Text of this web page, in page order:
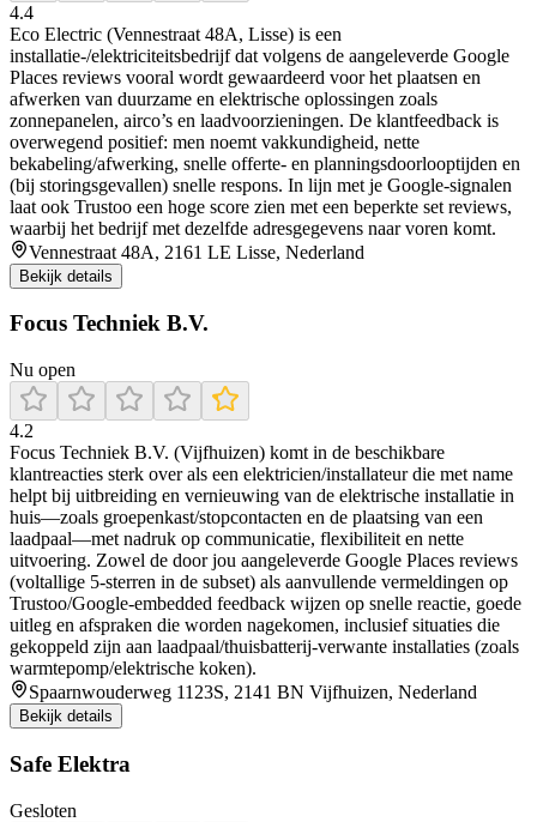
4.4
Eco Electric (Vennestraat 48A, Lisse) is een
installatie-/elektriciteitsbedrijf dat volgens de aangeleverde Google
Places reviews vooral wordt gewaardeerd voor het plaatsen en
afwerken van duurzame en elektrische oplossingen zoals
zonnepanelen, airco’s en laadvoorzieningen. De klantfeedback is
overwegend positief: men noemt vakkundigheid, nette
bekabeling/afwerking, snelle offerte- en planningsdoorlooptijden en
(bij storingsgevallen) snelle respons. In lijn met je Google-signalen
laat ook Trustoo een hoge score zien met een beperkte set reviews,
waarbij het bedrijf met dezelfde adresgegevens naar voren komt.
Vennestraat 48A, 2161 LE Lisse, Nederland
Bekijk details
Focus Techniek B.V.
Nu open
4.2
Focus Techniek B.V. (Vijfhuizen) komt in de beschikbare
klantreacties sterk over als een elektricien/installateur die met name
helpt bij uitbreiding en vernieuwing van de elektrische installatie in
huis—zoals groepenkast/stopcontacten en de plaatsing van een
laadpaal—met nadruk op communicatie, flexibiliteit en nette
uitvoering. Zowel de door jou aangeleverde Google Places reviews
(voltallige 5-sterren in de subset) als aanvullende vermeldingen op
Trustoo/Google-embedded feedback wijzen op snelle reactie, goede
uitleg en afspraken die worden nagekomen, inclusief situaties die
gekoppeld zijn aan laadpaal/thuisbatterij-verwante installaties (zoals
warmtepomp/elektrische koken).
Spaarnwouderweg 1123S, 2141 BN Vijfhuizen, Nederland
Bekijk details
Safe Elektra
Gesloten